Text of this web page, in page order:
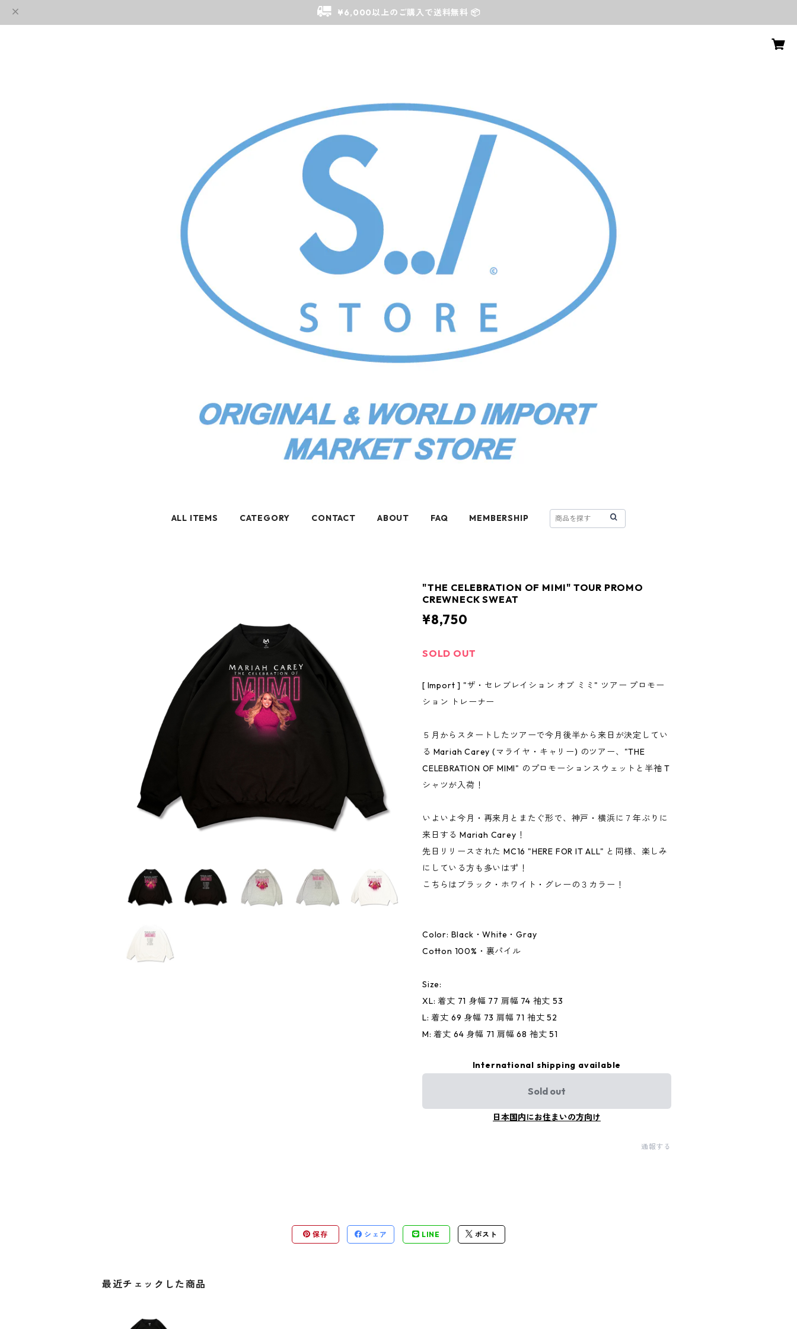
¥6,000以上のご購入で送料無料 📦
ALL ITEMS CATEGORY CONTACT ABOUT FAQ MEMBERSHIP
"THE CELEBRATION OF MIMI" TOUR PROMO
CREWNECK SWEAT
¥8,750
SOLD OUT
[ Import ] "ザ・セレブレイション オブ ミミ" ツアー プロモー
ション トレーナー
５月からスタートしたツアーで今月後半から来日が決定してい
る Mariah Carey (マライヤ・キャリー) のツアー、"THE
CELEBRATION OF MIMI" のプロモーションスウェットと半袖 T
シャツが入荷！
いよいよ今月・再来月とまたぐ形で、神戸・横浜に７年ぶりに
来日する Mariah Carey！
先日リリースされた MC16 "HERE FOR IT ALL" と同様、楽しみ
にしている方も多いはず！
こちらはブラック・ホワイト・グレーの３カラー！
Color: Black・White・Gray
Cotton 100%・裏パイル
Size:
XL: 着丈 71 身幅 77 肩幅 74 袖丈 53
L: 着丈 69 身幅 73 肩幅 71 袖丈 52
M: 着丈 64 身幅 71 肩幅 68 袖丈 51
International shipping available
Sold out
日本国内にお住まいの方向け
通報する
保存 シェア LINE ポスト
最近チェックした商品